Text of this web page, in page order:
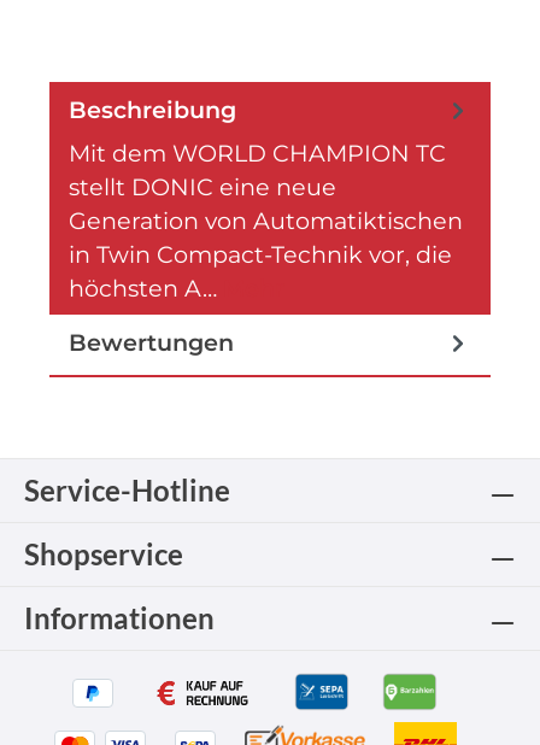
Beschreibung
Mit dem WORLD CHAMPION TC
stellt DONIC eine neue
Generation von Automatiktischen
in Twin Compact-Technik vor, die
höchsten A…
Bewertungen
Service-Hotline
Shopservice
Informationen